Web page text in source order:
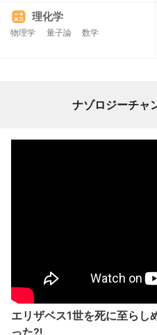
理化学
物理学 量子論 数学
ナゾロジーチャ
エリザベス1世を死に至らし